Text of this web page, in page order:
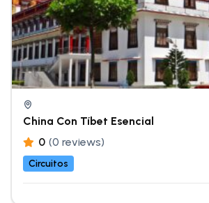
China Con Tíbet Esencial
0 (0 reviews)
Circuitos